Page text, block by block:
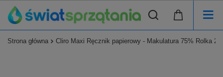
Strona główna Cliro Maxi Ręcznik papierowy - Makulatura 75% Rolka